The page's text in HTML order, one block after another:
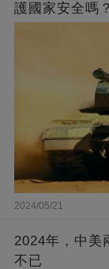
護國家安全嗎？
2024/05/21
2024年，中美
不已